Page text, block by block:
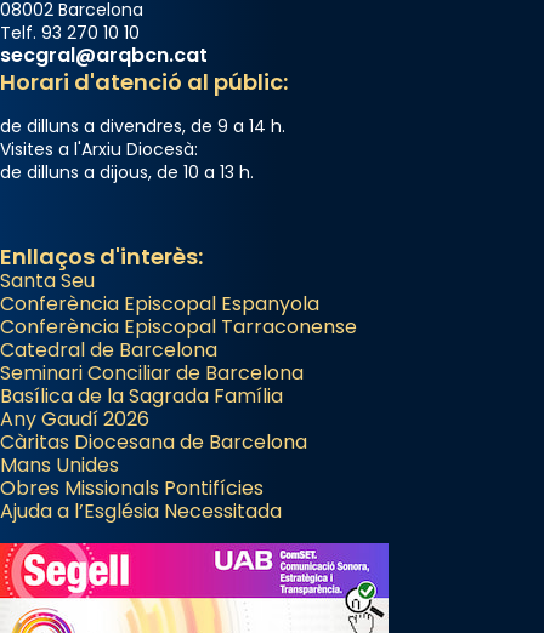
08002 Barcelona
Telf. 93 270 10 10
secgral@arqbcn.cat
Horari d'atenció al públic:
de dilluns a divendres, de 9 a 14 h.
Visites a l'Arxiu Diocesà:
de dilluns a dijous, de 10 a 13 h.
Enllaços d'interès:
Santa Seu
Conferència Episcopal Espanyola
Conferència Episcopal Tarraconense
Catedral de Barcelona
Seminari Conciliar de Barcelona
Basílica de la Sagrada Família
Any Gaudí 2026
Càritas Diocesana de Barcelona
Mans Unides
Obres Missionals Pontifícies
Ajuda a l’Església Necessitada